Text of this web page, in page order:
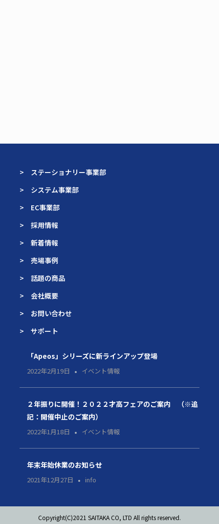
> ステーショナリー事業部
> システム事業部
> EC事業部
> 採用情報
> 新着情報
> 売場事例
> 話題の商品
> 会社概要
> お問い合わせ
> サポート
「Apeos」シリーズに新ラインアップ登場
2022年2月19日 イベント情報
２年振りに開催！２０２２才高フェアのご案内 （※追
記：開催中止のご案内）
2022年1月18日 イベント情報
年末年始休業のお知らせ
2021年12月27日 info
Copyright(C)2021 SAITAKA CO, LTD All rights reserved.